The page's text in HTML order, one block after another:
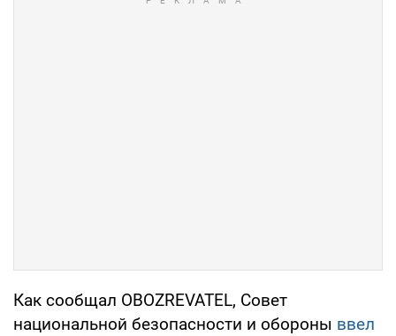
Как сообщал OBOZREVATEL, Совет
национальной безопасности и обороны ввел